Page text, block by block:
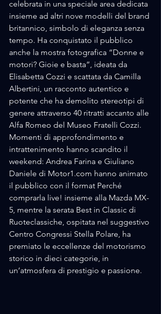
celebrata in una speciale area dedicata
insieme ad altri nove modelli del brand
britannico, simbolo di eleganza senza
tempo. Ha conquistato il pubblico
anche la mostra fotografica “Donne e
motori? Gioie e basta”, ideata da
Elisabetta Cozzi e scattata da Camilla
Albertini, un racconto autentico e
potente che ha demolito stereotipi di
genere attraverso 40 ritratti accanto alle
Alfa Romeo del Museo Fratelli Cozzi.
Momenti di approfondimento e
intrattenimento hanno scandito il
weekend: Andrea Farina e Giuliano
Daniele di Motor1.com hanno animato
il pubblico con il format Perché
comprarla live! insieme alla Mazda MX-
5, mentre la serata Best in Classic di
Ruoteclassiche, ospitata nel suggestivo
Centro Congressi Stella Polare, ha
premiato le eccellenze del motorismo
storico in dieci categorie, in
un’atmosfera di prestigio e passione.